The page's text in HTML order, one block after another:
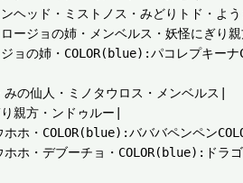
ヘッド・ミストノス・みどりトド・よ
ージョの姉・メンベルス・妖怪にぎり
ョの姉・COLOR(blue):パコレプキー
の仙人・ミノタウロス・メンベルス|
親方・ンドゥルー|
ホ・COLOR(blue):バババペンペン
ホ・デブーチョ・COLOR(blue):ドラ